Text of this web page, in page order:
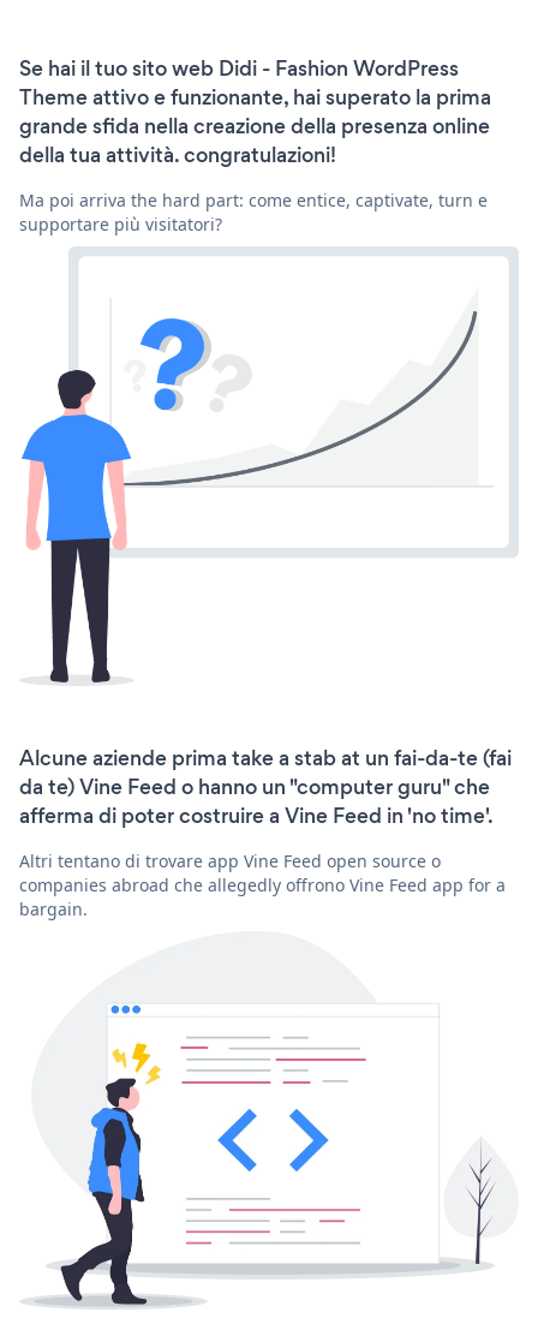
Se hai il tuo sito web Didi - Fashion WordPress
Theme attivo e funzionante, hai superato la prima
grande sfida nella creazione della presenza online
della tua attività. congratulazioni!
Ma poi arriva the hard part: come entice, captivate, turn e
supportare più visitatori?
Alcune aziende prima take a stab at un fai-da-te (fai
da te) Vine Feed o hanno un "computer guru" che
afferma di poter costruire a Vine Feed in 'no time'.
Altri tentano di trovare app Vine Feed open source o
companies abroad che allegedly offrono Vine Feed app for a
bargain.